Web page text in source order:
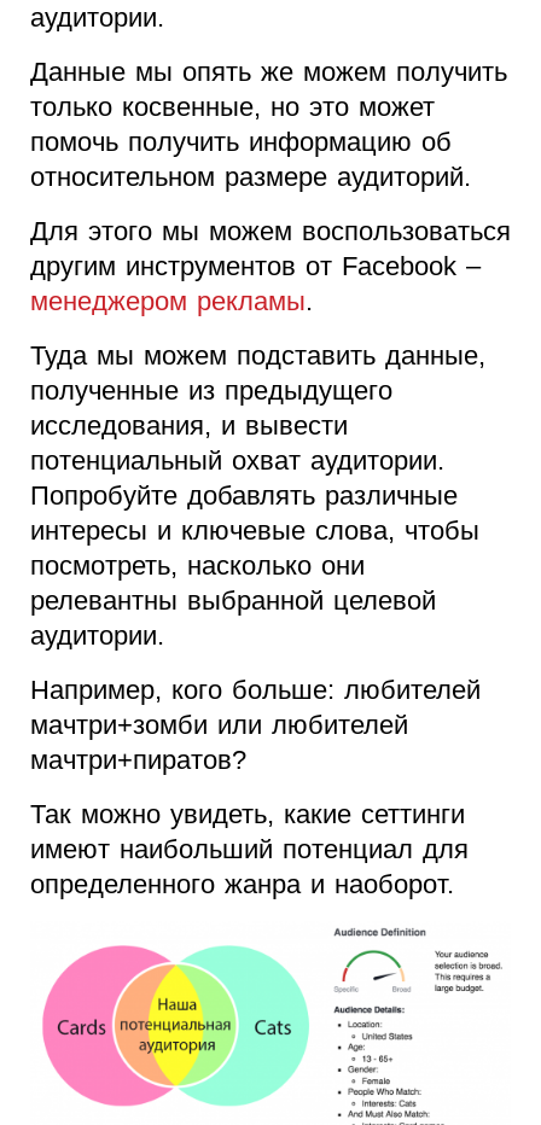
аудитории.
Данные мы опять же можем получить
только косвенные, но это может
помочь получить информацию об
относительном размере аудиторий.
Для этого мы можем воспользоваться
другим инструментов от Facebook –
менеджером рекламы.
Туда мы можем подставить данные,
полученные из предыдущего
исследования, и вывести
потенциальный охват аудитории.
Попробуйте добавлять различные
интересы и ключевые слова, чтобы
посмотреть, насколько они
релевантны выбранной целевой
аудитории.
Например, кого больше: любителей
мачтри+зомби или любителей
мачтри+пиратов?
Так можно увидеть, какие сеттинги
имеют наибольший потенциал для
определенного жанра и наоборот.